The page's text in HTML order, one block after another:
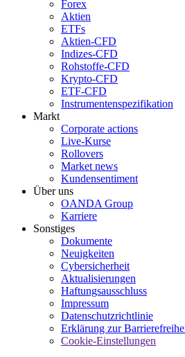
Forex
Aktien
ETFs
Aktien-CFD
Indizes-CFD
Rohstoffe-CFD
Krypto-CFD
ETF-CFD
Instrumentenspezifikation
Markt
Corporate actions
Live-Kurse
Rollovers
Market news
Kundensentiment
Über uns
OANDA Group
Karriere
Sonstiges
Dokumente
Neuigkeiten
Cybersicherheit
Aktualisierungen
Haftungsausschluss
Impressum
Datenschutzrichtlinie
Erklärung zur
Cookie-Einstellungen